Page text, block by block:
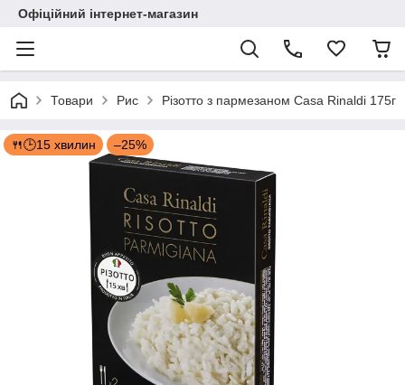
Офіційний інтернет-магазин
Товари Рис Різотто з пармезаном Casa Rinaldi 175г
🍴🕒15 хвилин –25%